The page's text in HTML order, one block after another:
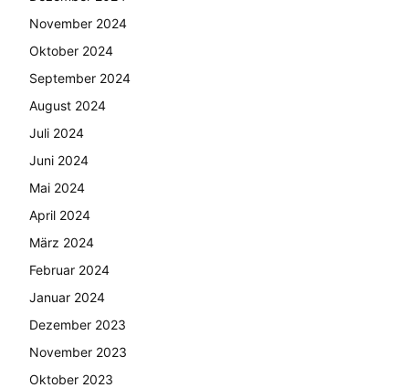
November 2024
Oktober 2024
September 2024
August 2024
Juli 2024
Juni 2024
Mai 2024
April 2024
März 2024
Februar 2024
Januar 2024
Dezember 2023
November 2023
Oktober 2023